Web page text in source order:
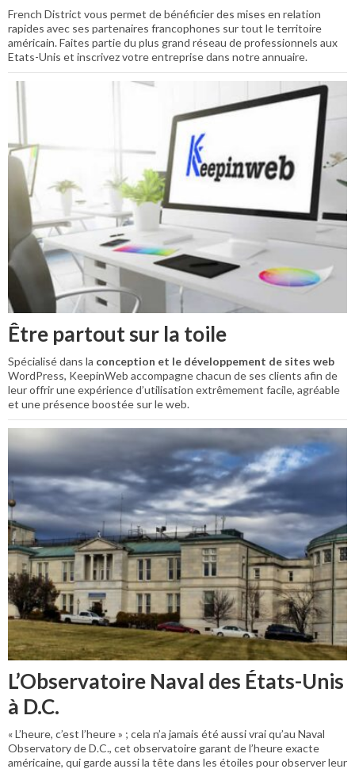
French District vous permet de bénéficier des mises en relation
rapides avec ses partenaires francophones sur tout le territoire
américain. Faites partie du plus grand réseau de professionnels aux
Etats-Unis et inscrivez votre entreprise dans notre annuaire.
Être partout sur la toile
Spécialisé dans la conception et le développement de sites web
WordPress, KeepinWeb accompagne chacun de ses clients afin de
leur offrir une expérience d’utilisation extrêmement facile, agréable
et une présence boostée sur le web.
L’Observatoire Naval des États-Unis
à D.C.
« L’heure, c’est l’heure » ; cela n’a jamais été aussi vrai qu’au Naval
Observatory de D.C., cet observatoire garant de l’heure exacte
américaine, qui garde aussi la tête dans les étoiles pour observer leur